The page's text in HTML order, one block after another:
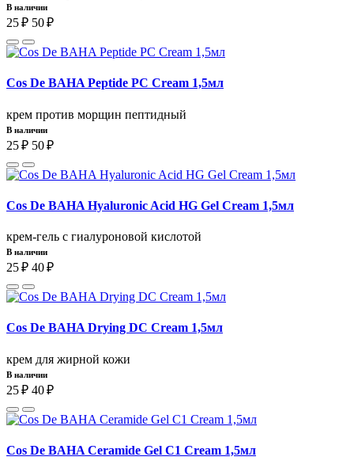
В наличии
25 ₽ 50 ₽
Cos De BAHA Peptide PC Cream 1,5мл
крем против морщин пептидный
В наличии
25 ₽ 50 ₽
Cos De BAHA Hyaluronic Acid HG Gel Cream 1,5мл
крем-гель с гиалуроновой кислотой
В наличии
25 ₽ 40 ₽
Cos De BAHA Drying DC Cream 1,5мл
крем для жирной кожи
В наличии
25 ₽ 40 ₽
Cos De BAHA Ceramide Gel C1 Cream 1,5мл